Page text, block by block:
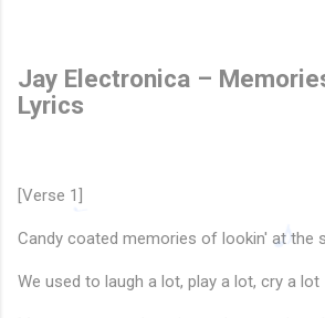
Jay Electronica –
Lyrics
[Verse 1]
Candy coated memories of lookin' at the
We used to laugh a lot, play a lot, cry a lot